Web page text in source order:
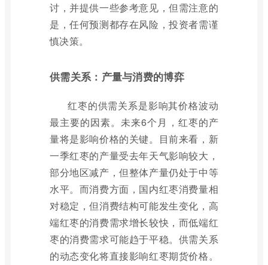
讨，并提供一些参考意见，但需注意的
是，任何预测都存在风险，投资者需谨
慎决策。
供需关系：产量与消费的博弈
红枣的供需关系是影响其价格波动
最主要的因素。未来6个月，红枣的产
量将是影响价格的关键。目前来看，新
一季红枣的产量受去年天气影响较大，
部分地区减产，但整体产量仍处于中等
水平。而消费方面，国内红枣消费量相
对稳定，但消费结构可能发生变化，高
端红枣的消费需求增长较快，而低端红
枣的消费需求可能趋于平稳。供需关系
的动态变化将直接影响红枣期货价格。